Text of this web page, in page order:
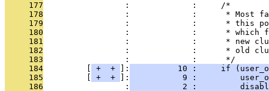
     177
                 :             :     /*
     178
:             :      * Most
     179
:             :      * this
     180
:             :      * which
     181
:             :      * new
     182
:             :      * old
     183
                 :             :      */
     184
+ + ]:
10 :     if
     185
+ + ]:
9 :
     186
                 :
2 :